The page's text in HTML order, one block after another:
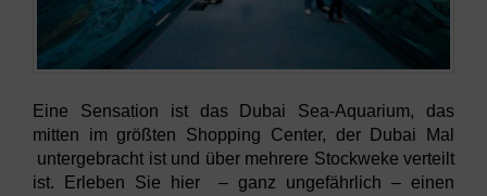
Eine Sensation ist das Dubai Sea-Aquarium, das
mitten im größten Shopping Center, der Dubai Mal
untergebracht ist und über mehrere Stockweke verteilt
ist. Erleben Sie hier – ganz ungefährlich – einen